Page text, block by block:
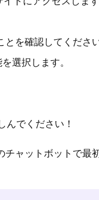
を確認してください
選択します。
でください！
ャットボットで最